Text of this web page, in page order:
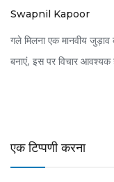
Swapnil Kapoor
गले मिलना एक मानवीय जुड़ाव
बनाएं, इस पर विचार आवश्यक
एक टिप्पणी करना